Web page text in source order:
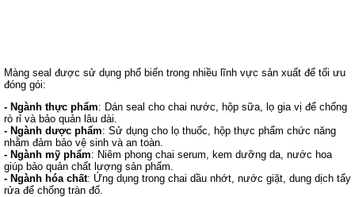
Màng seal được sử dụng phổ biến trong nhiều lĩnh vực sản xuất để tối ưu
đóng gói:
- Ngành thực phẩm: Dán seal cho chai nước, hộp sữa, lọ gia vị để chống
rò rỉ và bảo quản lâu dài.
- Ngành dược phẩm: Sử dụng cho lọ thuốc, hộp thực phẩm chức năng
nhằm đảm bảo vệ sinh và an toàn.
- Ngành mỹ phẩm: Niêm phong chai serum, kem dưỡng da, nước hoa
giúp bảo quản chất lượng sản phẩm.
- Ngành hóa chất: Ứng dụng trong chai dầu nhớt, nước giặt, dung dịch tẩy
rửa để chống tràn đổ.